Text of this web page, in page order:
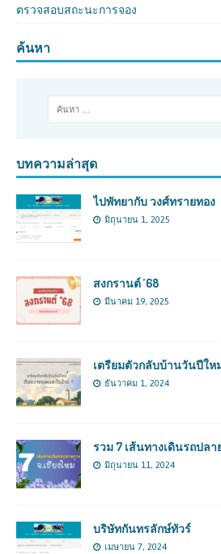
ตรวจสอบสถะนะการจอง
ค้นหา
บทความล่าสุด
ไปพัทยากับ วงศ์ทรายทอง
มิถุนายน 1, 2025
สงกรานต์ ’68
มีนาคม 19, 2025
เตรียมตัวกลับบ้านวันปีให
ธันวาคม 1, 2024
รวม 7 เส้นทางเดินรถปลา
มิถุนายน 11, 2024
บริษัทกันทรลักษ์ทัวร์
เมษายน 7, 2024